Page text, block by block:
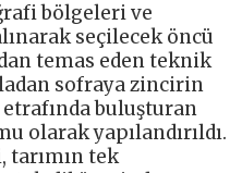
bölgeleri ve
seçilecek öncü
temas eden teknik
sofraya zincirin
buluşturan
olarak yapılandırıldı.
tarımın tek